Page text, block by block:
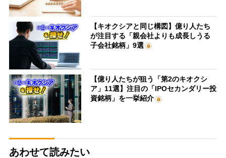
【キオクシアと同じ構図】億り人たち
が注目する「親会社よりも成長しうる
子会社銘柄」9選
【億り人たちが狙う「第2のキオクシ
ア」11選】注目の「IPOセカンダリー投
資銘柄」を一挙紹介
あわせて読みたい